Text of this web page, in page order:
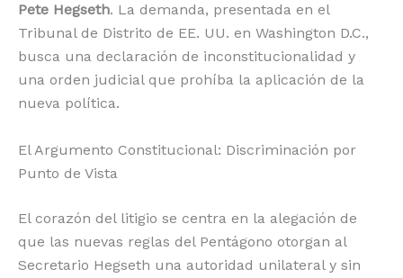
Pete Hegseth. La demanda, presentada en el
Tribunal de Distrito de EE. UU. en Washington D.C.,
busca una declaración de inconstitucionalidad y
una orden judicial que prohíba la aplicación de la
nueva política.
El Argumento Constitucional: Discriminación por
Punto de Vista
El corazón del litigio se centra en la alegación de
que las nuevas reglas del Pentágono otorgan al
Secretario Hegseth una autoridad unilateral y sin